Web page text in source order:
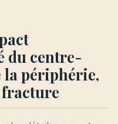
du centre-
périphérie,